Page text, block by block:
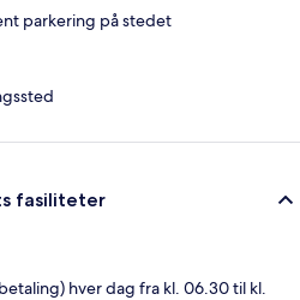
parkering på stedet
fasiliteter
hver dag fra kl. 06.30 til kl.